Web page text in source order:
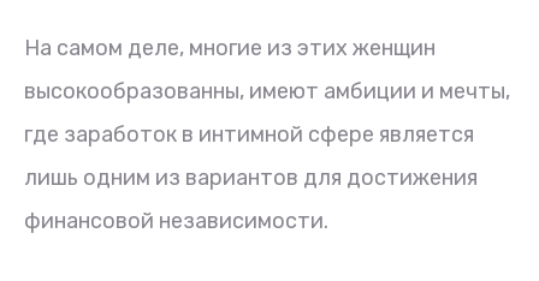
На самом деле, многие из этих женщин
высокообразованны, имеют амбиции и мечты,
где заработок в интимной сфере является
лишь одним из вариантов для достижения
финансовой независимости.